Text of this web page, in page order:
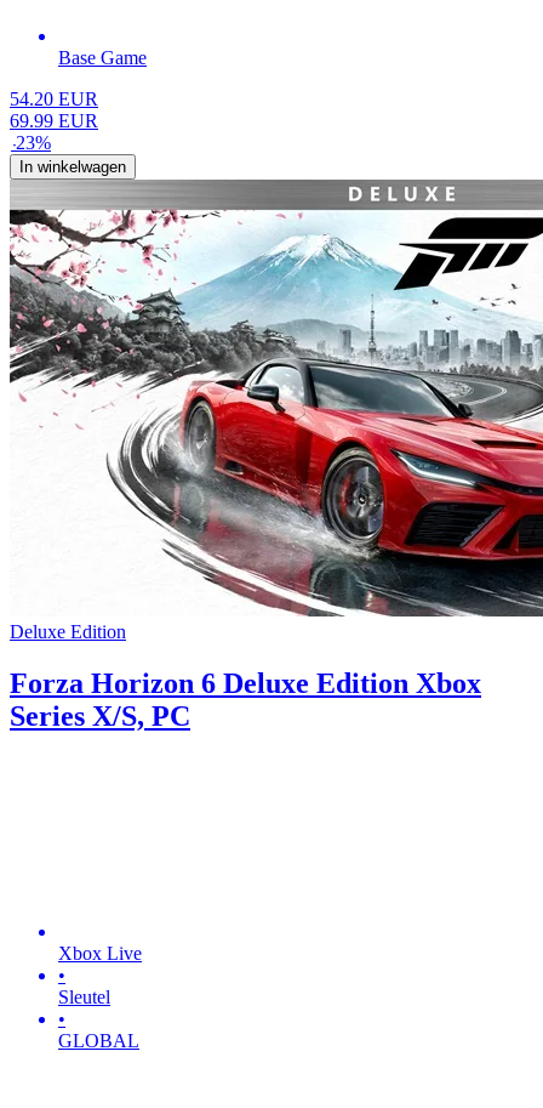
Base Game
54.20 EUR
69.99 EUR
-23%
In winkelwagen
Deluxe Edition
Forza Horizon 6 Deluxe Edition Xbox
Series X/S, PC
Xbox Live
•
Sleutel
•
GLOBAL